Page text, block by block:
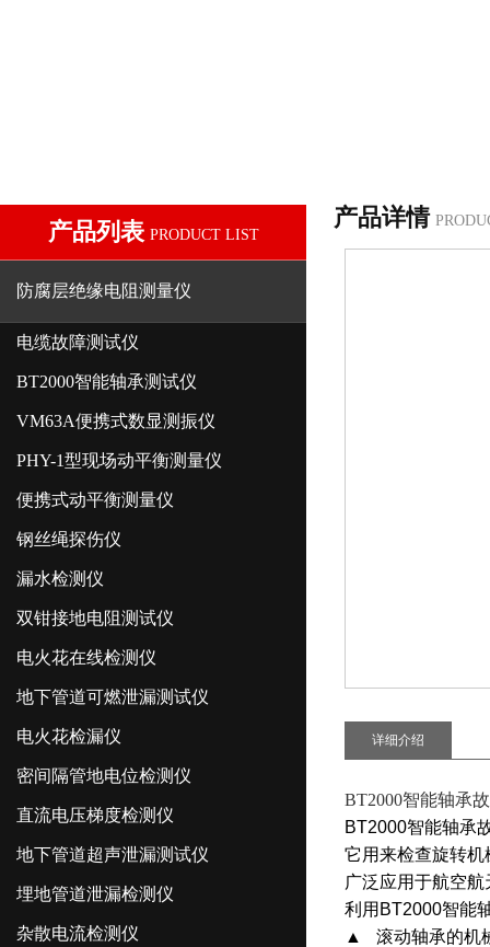
产品列表 PRODUCT LIST
防腐层绝缘电阻测量仪
电缆故障测试仪
BT2000智能轴承测试仪
VM63A便携式数显测振仪
PHY-1型现场动平衡测量仪
便携式动平衡测量仪
钢丝绳探伤仪
漏水检测仪
双钳接地电阻测试仪
电火花在线检测仪
地下管道可燃泄漏测试仪
电火花检漏仪
密间隔管地电位检测仪
直流电压梯度检测仪
地下管道超声泄漏测试仪
埋地管道泄漏检测仪
杂散电流检测仪
产品详情
详细介绍
BT2000智能轴承
BT2000智能轴承
它用来检查旋转
广泛应用于航空
利用 BT2000智能
▲
滚动轴承的机